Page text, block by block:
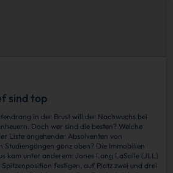
sind top
in der Brust will der Nachwuchs bei
Doch wer sind die besten? Welche
Liste angehender Absolventen von
ganz oben? Die Immobilien
kam unter anderem: Jones Lang LaSalle (JLL)
festigen, auf Platz zwei und drei